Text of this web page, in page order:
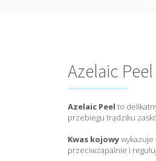
Azelaic
Azelaic Peel to
przebiegu trądziku
Kwas kojowywykazuje
przeciwzapalnie i